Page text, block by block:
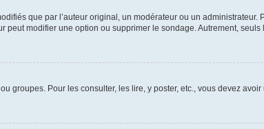
que par l’auteur original, un modérateur ou un
peut modifier une option ou supprimer le sondage. Autrement,
groupes. Pour les consulter, les lire, y poster, etc., vous devez